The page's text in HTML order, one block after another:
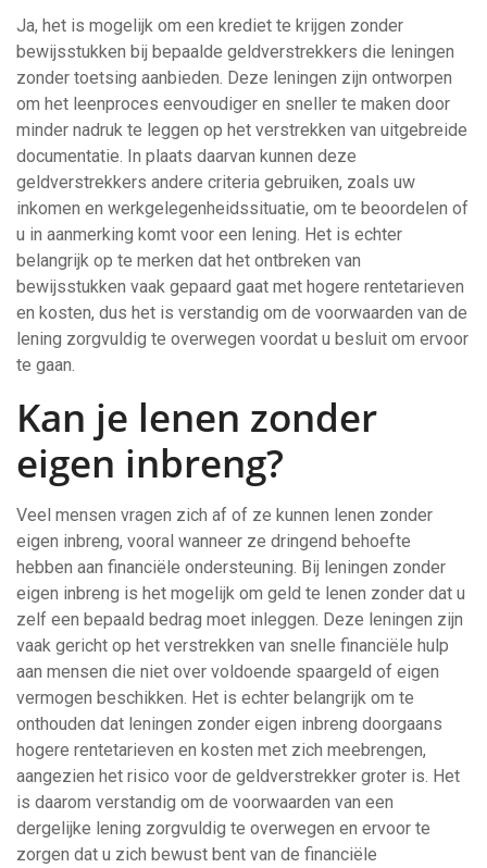
Ja, het is mogelijk om een krediet te krijgen zonder
bewijsstukken bij bepaalde geldverstrekkers die leningen
zonder toetsing aanbieden. Deze leningen zijn ontworpen
om het leenproces eenvoudiger en sneller te maken door
minder nadruk te leggen op het verstrekken van uitgebreide
documentatie. In plaats daarvan kunnen deze
geldverstrekkers andere criteria gebruiken, zoals uw
inkomen en werkgelegenheidssituatie, om te beoordelen of
u in aanmerking komt voor een lening. Het is echter
belangrijk op te merken dat het ontbreken van
bewijsstukken vaak gepaard gaat met hogere rentetarieven
en kosten, dus het is verstandig om de voorwaarden van de
lening zorgvuldig te overwegen voordat u besluit om ervoor
te gaan.
Kan je lenen zonder
eigen inbreng?
Veel mensen vragen zich af of ze kunnen lenen zonder
eigen inbreng, vooral wanneer ze dringend behoefte
hebben aan financiële ondersteuning. Bij leningen zonder
eigen inbreng is het mogelijk om geld te lenen zonder dat u
zelf een bepaald bedrag moet inleggen. Deze leningen zijn
vaak gericht op het verstrekken van snelle financiële hulp
aan mensen die niet over voldoende spaargeld of eigen
vermogen beschikken. Het is echter belangrijk om te
onthouden dat leningen zonder eigen inbreng doorgaans
hogere rentetarieven en kosten met zich meebrengen,
aangezien het risico voor de geldverstrekker groter is. Het
is daarom verstandig om de voorwaarden van een
dergelijke lening zorgvuldig te overwegen en ervoor te
zorgen dat u zich bewust bent van de financiële